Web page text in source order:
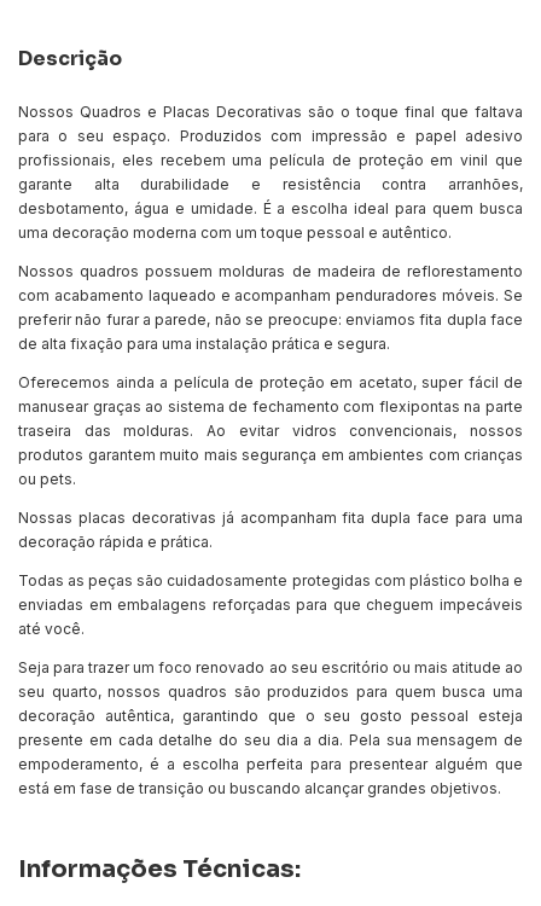
Descrição
Nossos Quadros e Placas Decorativas são o toque final que faltava
para o seu espaço. Produzidos com impressão e papel adesivo
profissionais, eles recebem uma película de proteção em vinil que
garante alta durabilidade e resistência contra arranhões,
desbotamento, água e umidade. É a escolha ideal para quem busca
uma decoração moderna com um toque pessoal e autêntico.
Nossos quadros possuem molduras de madeira de reflorestamento
com acabamento laqueado e acompanham penduradores móveis. Se
preferir não furar a parede, não se preocupe: enviamos fita dupla face
de alta fixação para uma instalação prática e segura.
Oferecemos ainda a película de proteção em acetato, super fácil de
manusear graças ao sistema de fechamento com flexipontas na parte
traseira das molduras. Ao evitar vidros convencionais, nossos
produtos garantem muito mais segurança em ambientes com crianças
ou pets.
Nossas placas decorativas já acompanham fita dupla face para uma
decoração rápida e prática.
Todas as peças são cuidadosamente protegidas com plástico bolha e
enviadas em embalagens reforçadas para que cheguem impecáveis
até você.
Seja para trazer um foco renovado ao seu escritório ou mais atitude ao
seu quarto, nossos quadros são produzidos para quem busca uma
decoração autêntica, garantindo que o seu gosto pessoal esteja
presente em cada detalhe do seu dia a dia. Pela sua mensagem de
empoderamento, é a escolha perfeita para presentear alguém que
está em fase de transição ou buscando alcançar grandes objetivos.
Informações Técnicas: